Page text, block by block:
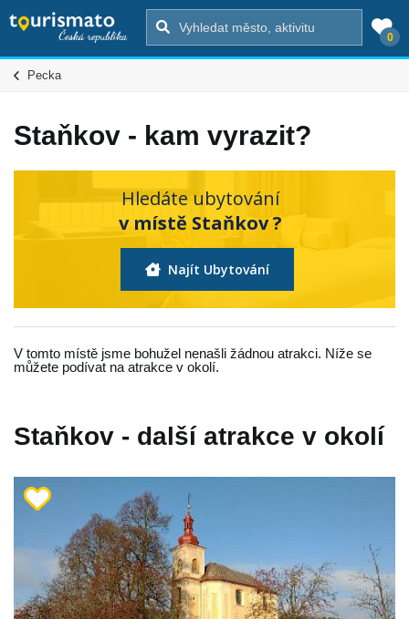
0
Pecka
Staňkov - kam vyrazit?
Hledáte ubytování
v místě Staňkov ?
Najít Ubytování
V tomto místě jsme bohužel nenašli žádnou atrakci. Níže se
můžete podívat na atrakce v okolí.
Staňkov - další atrakce v okolí